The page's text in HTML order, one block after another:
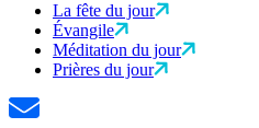
La fête du jour
Évangile
Méditation du jour
Prières du jour